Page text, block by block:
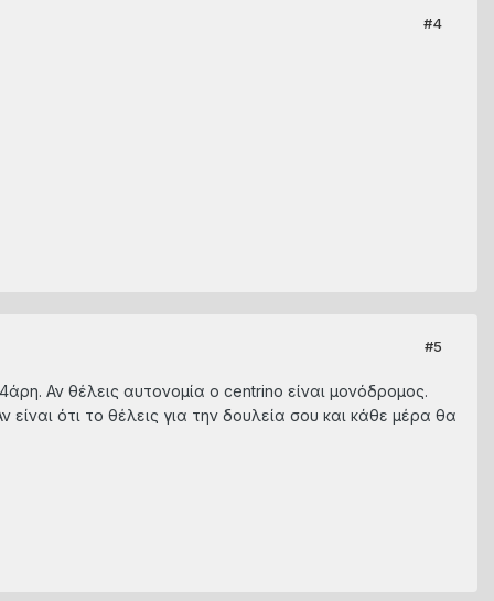
#4
#5
Αν θέλεις αυτονομία o centrino είναι μονόδρομος.
ότι το θέλεις για την δουλεία σου και κάθε μέρα θα